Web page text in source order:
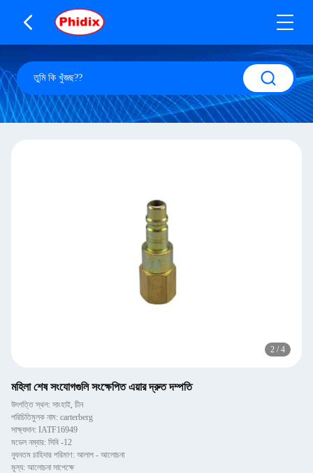
2 / 4
মহিলা শেষ সংযোগগুলি সংক্ষেপিত এয়ার দ্রুত দম্পতি
উৎপত্তি স্থল: সাংহাই, চীন
পরিচিতিমুলক নাম: carterberg
সাক্ষ্যদান: IATF16949
মডেল নম্বার: সিবি -12
ন্যূনতম চাহিদার পরিমাণ: আলাপ - আলোচনা
মূল্য: আলোচনা সাপেক্ষে